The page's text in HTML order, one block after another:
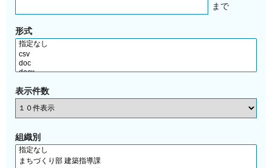
まで
形式
表示件数
組織別